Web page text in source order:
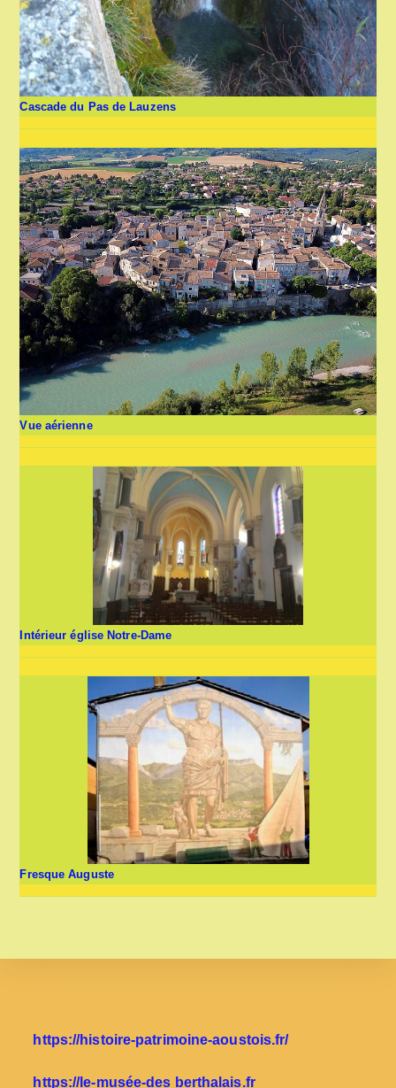
Cascade du Pas de Lauzens
Vue aérienne
Intérieur église Notre-Dame
Fresque Auguste
https://histoire-patrimoine-aoustois.fr/
https://le-musée-des berthalais.fr